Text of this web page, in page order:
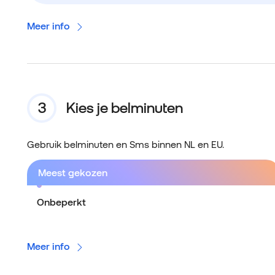
Meer info
Kies je belminuten
Gebruik belminuten en Sms binnen NL en EU.
Meest gekozen
Onbeperkt
Meer info